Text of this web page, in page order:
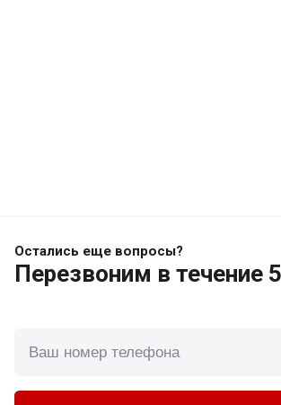
Остались еще вопросы?
Перезвоним в течение